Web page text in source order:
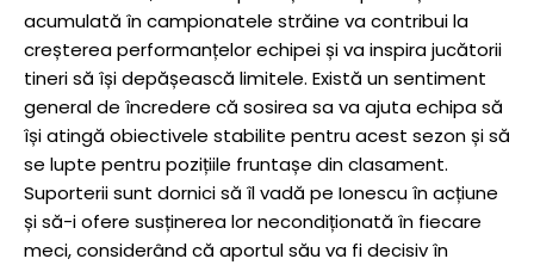
acumulată în campionatele străine va contribui la
creșterea performanțelor echipei și va inspira jucătorii
tineri să își depășească limitele. Există un sentiment
general de încredere că sosirea sa va ajuta echipa să
își atingă obiectivele stabilite pentru acest sezon și să
se lupte pentru pozițiile fruntașe din clasament.
Suporterii sunt dornici să îl vadă pe Ionescu în acțiune
și să-i ofere susținerea lor necondiționată în fiecare
meci, considerând că aportul său va fi decisiv în